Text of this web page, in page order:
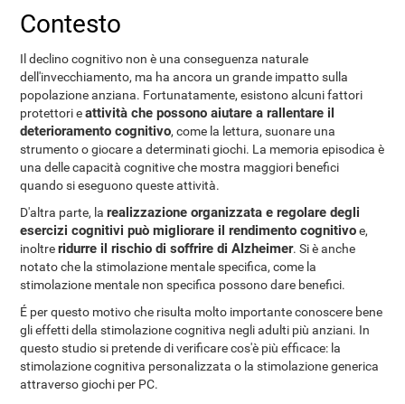
Contesto
Il declino cognitivo non è una conseguenza naturale
dell'invecchiamento, ma ha ancora un grande impatto sulla
popolazione anziana. Fortunatamente, esistono alcuni fattori
protettori eattività che possono aiutare a rallentare il
deterioramento cognitivo, come la lettura, suonare una
strumento o giocare a determinati giochi. La memoria episodica è
una delle capacità cognitive che mostra maggiori benefici
quando si eseguono queste attività.
D'altra parte, larealizzazione organizzata e regolare degli
esercizi cognitivi può migliorare il rendimento cognitivoe,
inoltreridurre il rischio di soffrire di Alzheimer. Si è anche
notato che la stimolazione mentale specifica, come la
stimolazione mentale non specifica possono dare benefici.
É per questo motivo che risulta molto importante conoscere bene
gli effetti della stimolazione cognitiva negli adulti più anziani. In
questo studio si pretende di verificare cos'è più efficace: la
stimolazione cognitiva personalizzata o la stimolazione generica
attraverso giochi per PC.